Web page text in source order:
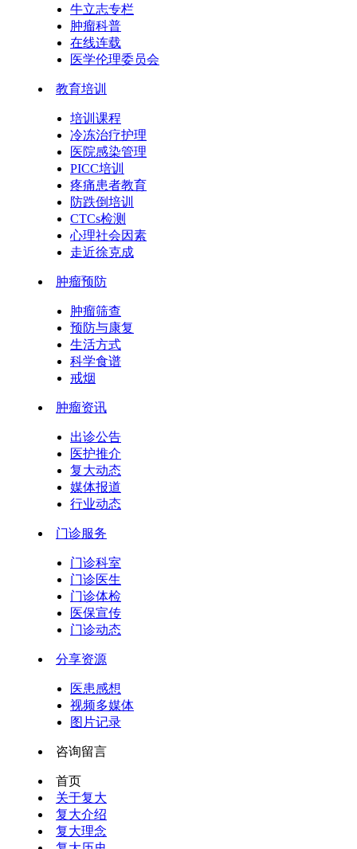
牛立志专栏
肿瘤科普
在线连载
医学伦理委员会
教育培训
培训课程
冷冻治疗护理
医院感染管理
PICC培训
疼痛患者教育
防跌倒培训
CTCs检测
心理社会因素
走近徐克成
肿瘤预防
肿瘤筛查
预防与康复
生活方式
科学食谱
戒烟
肿瘤资讯
出诊公告
医护推介
复大动态
媒体报道
行业动态
门诊服务
门诊科室
门诊医生
门诊体检
医保宣传
门诊动态
分享资源
医患感想
视频多媒体
图片记录
咨询留言
首页
关于复大
复大介绍
复大理念